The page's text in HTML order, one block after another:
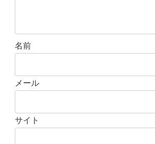
名前
メール
サイト